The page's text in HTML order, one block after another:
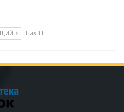
1 из 11